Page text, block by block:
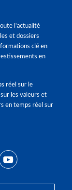
l'actualité
et dossiers
clé en
en
réel sur le
les valeurs et
en temps réel sur